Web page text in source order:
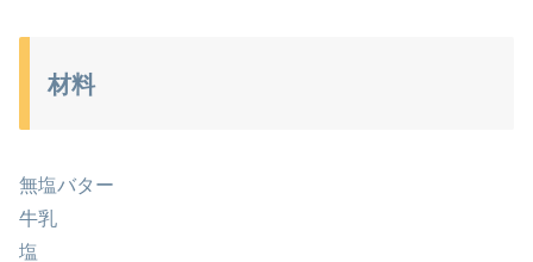
材料
無塩バター
牛乳
塩